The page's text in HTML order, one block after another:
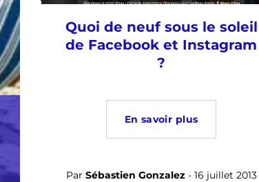
Quoi de neuf sous le soleil
de Facebook et Instagram
?
En savoir plus
Par Sébastien Gonzalez- 16 juillet 2013